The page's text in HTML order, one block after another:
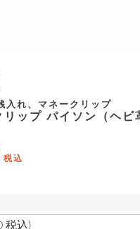
れ、マネークリップ
ップ パイソン（ヘビ
税込